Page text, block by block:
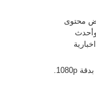
لعرض محتوى